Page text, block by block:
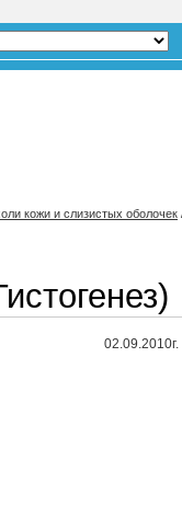
кожи и слизистых оболочек
02.09.2010г.